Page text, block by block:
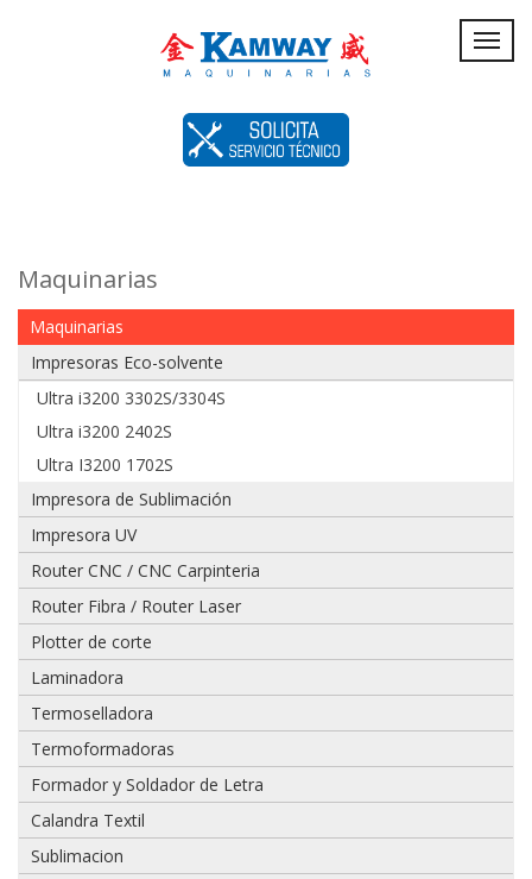
Adjuntar
imagen
de
factura,
guía
o
boleta:
Maquinarias
Maquinarias
Impresoras Eco-solvente
Ultra i3200 3302S/3304S
Ultra i3200 2402S
Ultra I3200 1702S
Impresora de Sublimación
Impresora UV
Router CNC / CNC Carpinteria
Router Fibra / Router Laser
Plotter de corte
Laminadora
Termoselladora
Termoformadoras
Formador y Soldador de Letra
Calandra Textil
Sublimacion